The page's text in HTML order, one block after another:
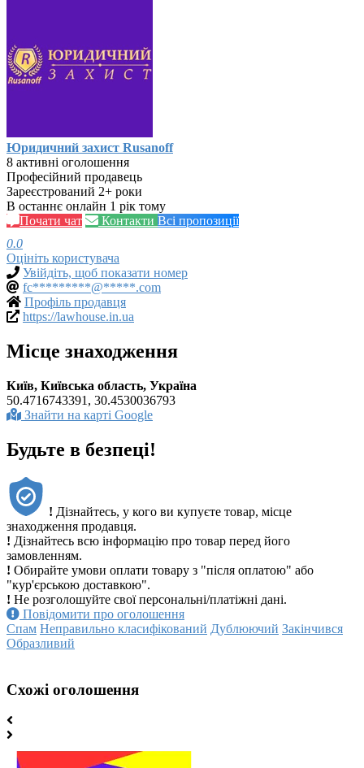
Юридичний захист Rusanoff
8 активні оголошення
Професійний продавець
Зареєстрований 2+ роки
В останнє онлайн 1 рік тому
Почати чат
Контакти Всі пропозиції
0.0
Оцініть користувача
Увійдіть, щоб показати номер
fc*********@*****.com
Профіль продавця
https://lawhouse.in.ua
Місце знаходження
Київ, Київська область, Україна
50.4716743391, 30.4530036793
Знайти на карті Google
Будьте в безпеці!
! Дізнайтесь, у кого ви купуєте товар, місце
знаходження продавця.
! Дізнайтесь всю інформацію про товар перед його
замовленням.
! Обирайте умови оплати товару з "після оплатою" або
"кур'єрською доставкою".
! Не розголошуйте свої персональні/платіжні дані.
Повідомити про оголошення
Спам Неправильно класифікований Дублюючий Закінчився
Образливий
Схожі оголошення